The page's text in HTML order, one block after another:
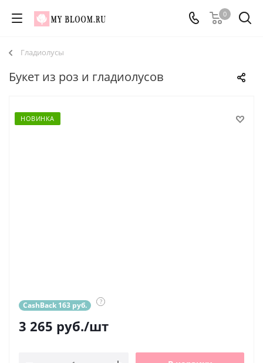
0
Гладиолусы
Букет из роз и гладиолусов
НОВИНКА
CashBack 163 руб. ?
3 265 руб./шт